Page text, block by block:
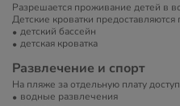
Разрешается проживание детей в
Детские кроватки
детский бассейн
детская кроватка
Развлечение и спорт
На пляже за отдельную плату
водные развлечения